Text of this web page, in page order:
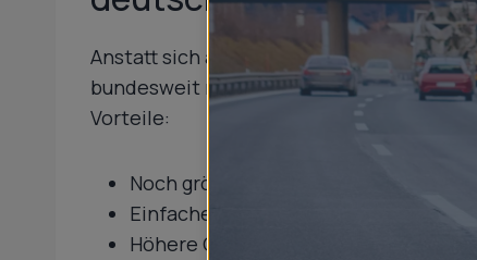
Anstatt sich auf eine lokale Suche zu
bundesweit nach passenden
Vorteile:
Noch größere Auswahl – mehr
Einfache Vergleichsmöglichkeiten
Höhere Chancen, genau den